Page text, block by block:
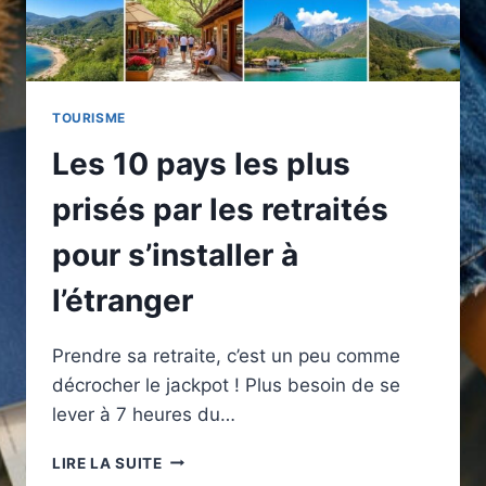
TOURISME
Les 10 pays les plus
prisés par les retraités
pour s’installer à
l’étranger
Prendre sa retraite, c’est un peu comme
décrocher le jackpot ! Plus besoin de se
lever à 7 heures du…
LIRE LA SUITELES